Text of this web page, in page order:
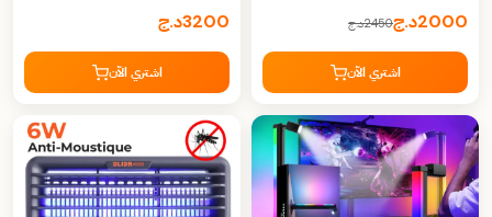
2000د.ج2450د.ج
اشتري الآن
3200د.ج
اشتري الآن